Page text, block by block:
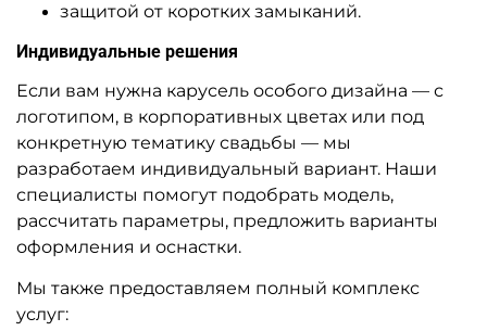
защитой от коротких замыканий.
Индивидуальные решения
Если вам нужна карусель особого дизайна — с
логотипом, в корпоративных цветах или под
конкретную тематику свадьбы — мы
разработаем индивидуальный вариант. Наши
специалисты помогут подобрать модель,
рассчитать параметры, предложить варианты
оформления и оснастки.
Мы также предоставляем полный комплекс
услуг: